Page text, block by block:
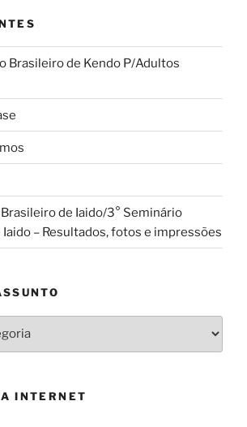
Brasileiro de Kendo P/Adultos
de Iaido/3° Seminário
– Resultados, fotos e impressões
INTERNET